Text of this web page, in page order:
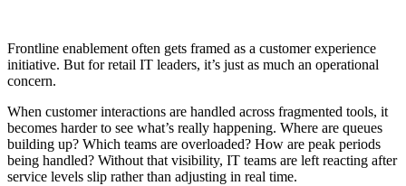
Frontline enablement often gets framed as a customer experience
initiative. But for retail IT leaders, it’s just as much an operational
concern.
When customer interactions are handled across fragmented tools, it
becomes harder to see what’s really happening. Where are queues
building up? Which teams are overloaded? How are peak periods
being handled? Without that visibility, IT teams are left reacting after
service levels slip rather than adjusting in real time.